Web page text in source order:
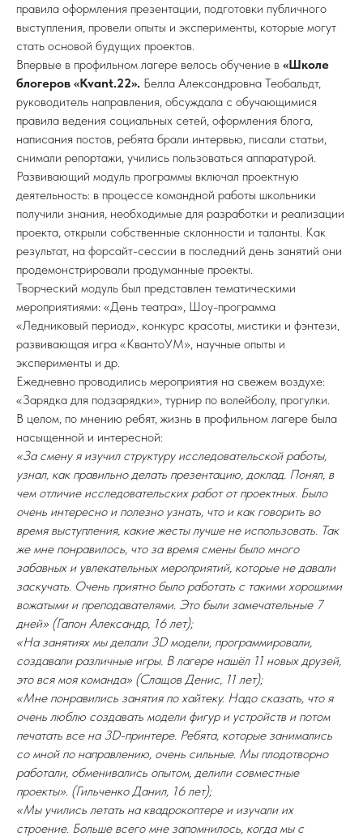
правила оформления презентации, подготовки публичного
выступления, провели опыты и эксперименты, которые могут
стать основой будущих проектов.
Впервые в профильном лагере велось обучение в «Школе
блогеров «Kvant.22». Белла Александровна Теобальдт,
руководитель направления, обсуждала с обучающимися
правила ведения социальных сетей, оформления блога,
написания постов, ребята брали интервью, писали статьи,
снимали репортажи, учились пользоваться аппаратурой.
Развивающий модуль программы включал проектную
деятельность: в процессе командной работы школьники
получили знания, необходимые для разработки и реализации
проекта, открыли собственные склонности и таланты. Как
результат, на форсайт-сессии в последний день занятий они
продемонстрировали продуманные проекты.
Творческий модуль был представлен тематическими
мероприятиями: «День театра», Шоу-программа
«Ледниковый период», конкурс красоты, мистики и фэнтези,
развивающая игра «КвантоУМ», научные опыты и
эксперименты и др.
Ежедневно проводились мероприятия на свежем воздухе:
«Зарядка для подзарядки», турнир по волейболу, прогулки.
В целом, по мнению ребят, жизнь в профильном лагере была
насыщенной и интересной:
«За смену я изучил структуру исследовательской работы,
узнал, как правильно делать презентацию, доклад. Понял, в
чем отличие исследовательских работ от проектных. Было
очень интересно и полезно узнать, что и как говорить во
время выступления, какие жесты лучше не использовать. Так
же мне понравилось, что за время смены было много
забавных и увлекательных мероприятий, которые не давали
заскучать. Очень приятно было работать с такими хорошими
вожатыми и преподавателями. Это были замечательные 7
дней» (Гапон Александр, 16 лет);
«На занятиях мы делали 3D модели, программировали,
создавали различные игры. В лагере нашёл 11 новых друзей,
это вся моя команда» (Слащов Денис, 11 лет);
«Мне понравились занятия по хайтеку. Надо сказать, что я
очень люблю создавать модели фигур и устройств и потом
печатать все на 3D-принтере. Ребята, которые занимались
со мной по направлению, очень сильные. Мы плодотворно
работали, обменивались опытом, делили совместные
проекты». (Гильченко Данил, 16 лет);
«Мы учились летать на квадрокоптере и изучали их
строение. Больше всего мне запомнилось, когда мы с